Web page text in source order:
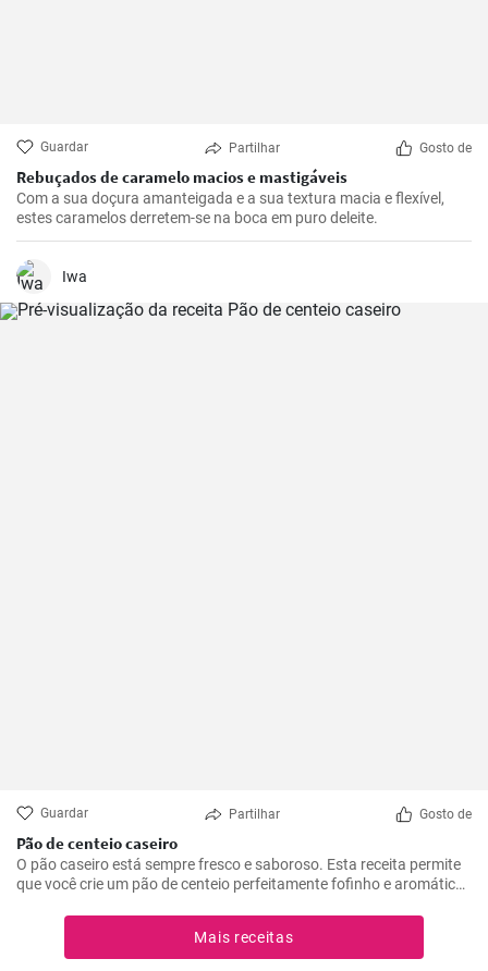
Guardar Partilhar Gosto de
Rebuçados de caramelo macios e mastigáveis
Com a sua doçura amanteigada e a sua textura macia e flexível,
estes caramelos derretem-se na boca em puro deleite.
Iwa
Guardar Partilhar Gosto de
Pão de centeio caseiro
O pão caseiro está sempre fresco e saboroso. Esta receita permite
que você crie um pão de centeio perfeitamente fofinho e aromático
Mais receitas